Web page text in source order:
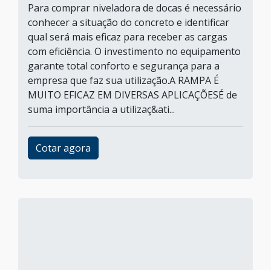
Para comprar niveladora de docas é necessário
conhecer a situação do concreto e identificar
qual será mais eficaz para receber as cargas
com eficiência. O investimento no equipamento
garante total conforto e segurança para a
empresa que faz sua utilização.A RAMPA É
MUITO EFICAZ EM DIVERSAS APLICAÇÕESÉ de
suma importância a utilizaç&ati...
Cotar agora